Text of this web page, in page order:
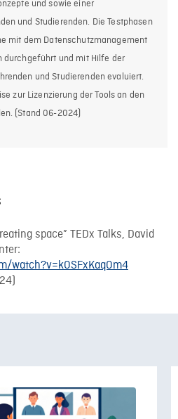
und sowie einer
und Studierenden. Die Testphasen
mit dem Datenschutzmanagement
durchgeführt und mit Hilfe der
und Studierenden evaluiert.
zur Lizenzierung der Tools an den
(Stand 06-2024)
space” TEDx Talks, David
watch?v=kOSFxKaqOm4